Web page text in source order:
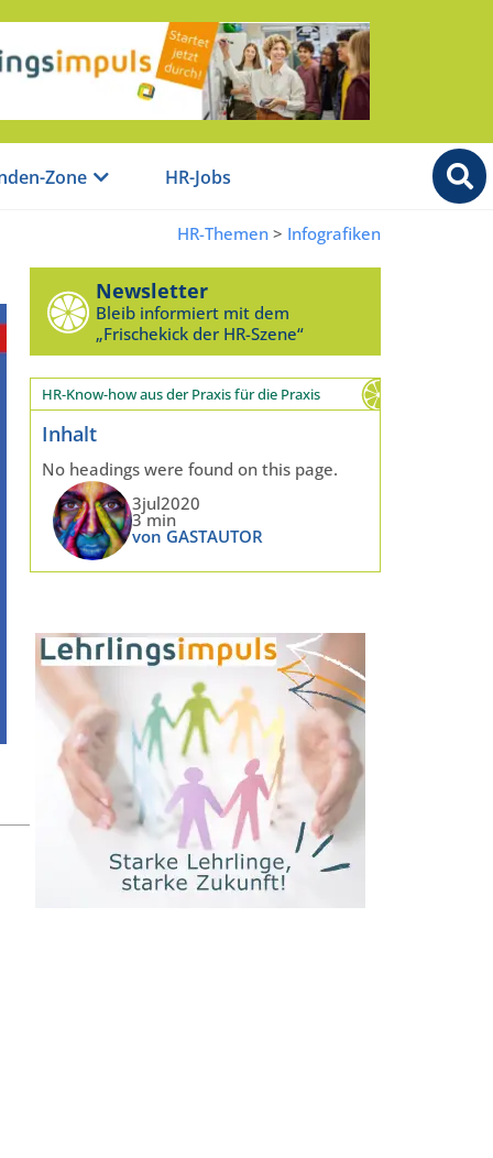
Zone HR-Jobs
HR-Themen > Infografiken
Newsletter
Bleib informiert mit dem
„Frischekick der HR-Szene“
HR-Know-how aus der Praxis für die Praxis
Inhalt
No headings were found on this page.
3jul2020
3 min
von GASTAUTOR